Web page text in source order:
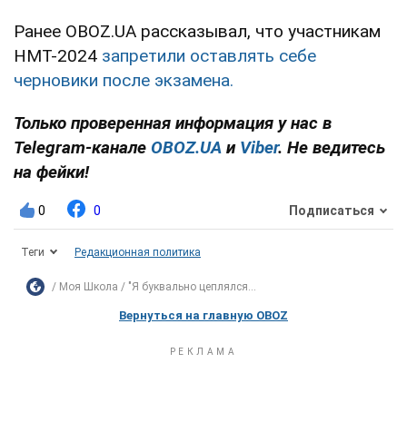
Ранее OBOZ.UA рассказывал, что участникам
НМТ-2024 запретили оставлять себе
черновики после экзамена.
Только проверенная информация у нас в
Telegram-канале OBOZ.UA и Viber. Не ведитесь
на фейки!
0 0 Подписаться
Теги Редакционная политика
Моя Школа "Я буквально цеплялся...
Вернуться на главную OBOZ